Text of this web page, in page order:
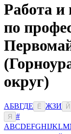
Работа и
по
округ)
АБВГДЕ Ё ЖЗИ Й
Я
#
ABCDEFGHIJKLM